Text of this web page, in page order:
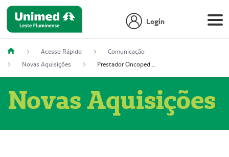
Login
Acesso Rápido
Comunicação
Novas Aquisições
Prestador Oncoped Serviços Médicos (51004335-0)
Novas Aquisições